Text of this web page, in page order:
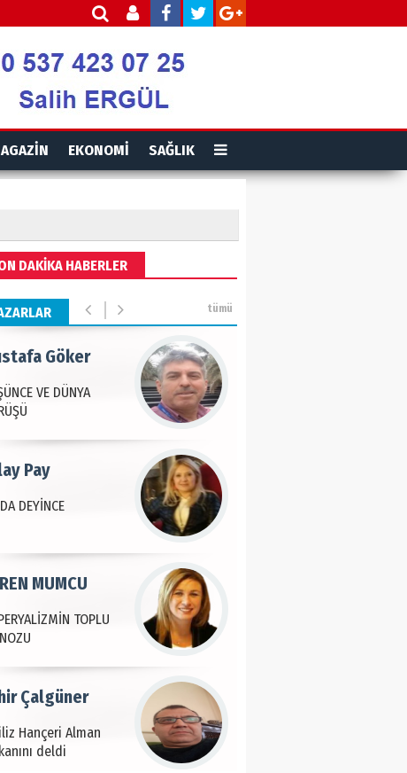
EKONOMİ SAĞLIK
DAKİKA HABERLER
tümü
UŞAKLARINA
DESTEK VERİYOR…
DÜZENİ
Gencer
BASIN YAYIN
Usta
VE DÜNYA
Göker
DEYİNCE
Pay
TOPLU
MUMCU
Hançeri Alman
deldi
Çalgüner